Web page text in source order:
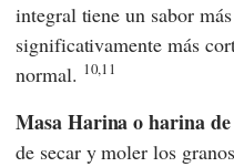
integral tiene un sabor
significativamente más
normal. 10,11
Masa Harina o harina
de secar y moler los